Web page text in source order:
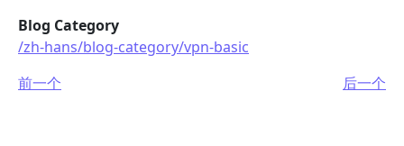
Blog Category
/zh-hans/blog-category/vpn-basic
前一个
后一个